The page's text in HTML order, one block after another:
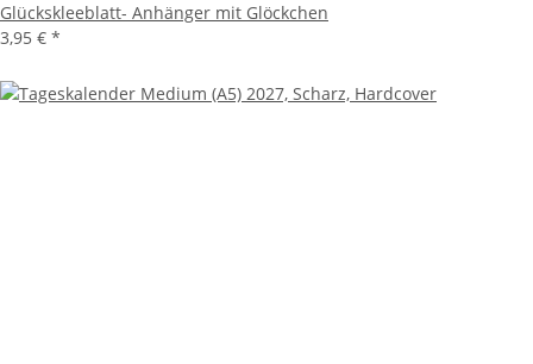
Glückskleeblatt- Anhänger mit Glöckchen
3,95 € *